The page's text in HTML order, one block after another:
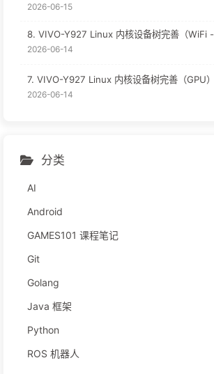
2026-06-15
8. VIVO-Y927 Linux 内核设备树完善（WiFi -
2026-06-14
7. VIVO-Y927 Linux 内核设备树完善（GPU）
2026-06-14
分类
AI
Android
GAMES101 课程笔记
Git
Golang
Java 框架
Python
ROS 机器人